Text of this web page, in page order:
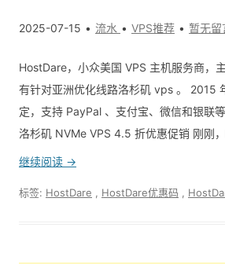
2025-07-15 流水 VPS推荐 暂无留
HostDare，小众美国 VPS 主机服务商，
有针对亚洲优化线路洛杉矶 vps 。 2015
定，支持 PayPal 、支付宝、微信和银联
洛杉矶 NVMe VPS 4.5 折优惠促销 刚刚
继续阅读 →
标签: HostDare HostDare优惠码